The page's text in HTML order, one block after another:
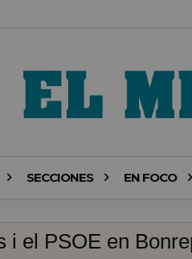
SECCIONES EN FOCO
i el PSOE en